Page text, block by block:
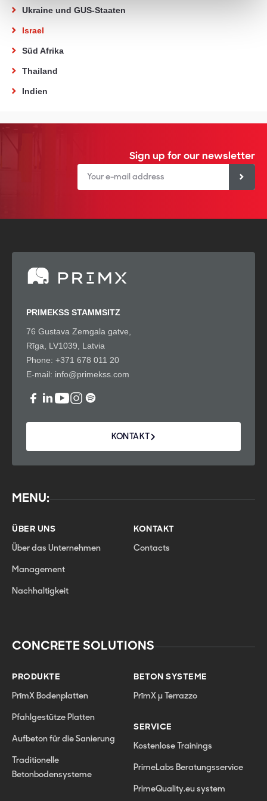
Ukraine und GUS-Staaten
Israel
Süd Afrika
Thailand
Indien
Sign up for our newsletter
PRIMEKSS STAMMSITZ
76 Gustava Zemgala gatve,
Rīga, LV1039, Latvia
Phone: +371 678 011 20
E-mail: info@primekss.com
KONTAKT
MENU:
ÜBER UNS
Über das Unternehmen
Management
Nachhaltigkeit
KONTAKT
Contacts
CONCRETE SOLUTIONS
PRODUKTE
PrīmX Bodenplatten
Pfahlgestütze Platten
Aufbeton für die Sanierung
Traditionelle
Betonbodensysteme
BETON SYSTEME
PrīmX µ Terrazzo
SERVICE
Kostenlose Trainings
PrimeLabs Beratungsservice
PrimeQuality.eu system